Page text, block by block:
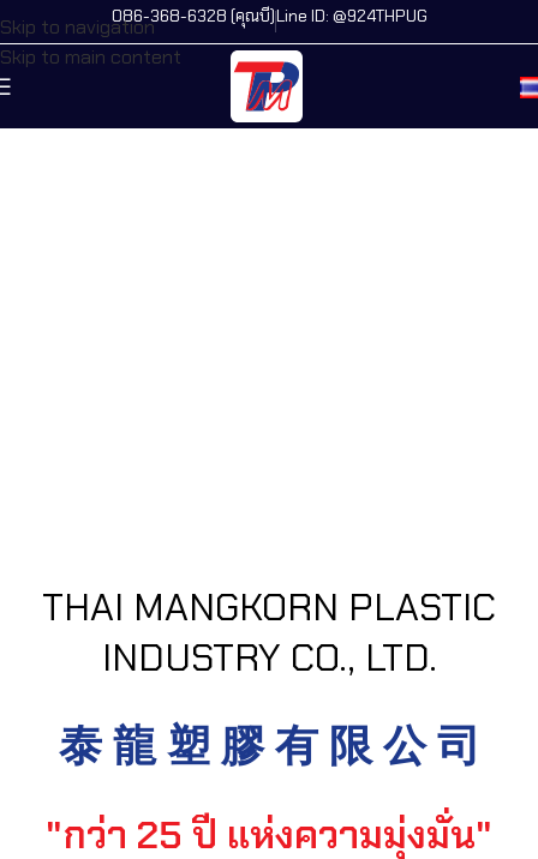
Skip to navigation
Skip to main content
086-368-6328 (คุณบี)Line ID: @924THPUG
THAI MANGKORN PLASTIC
INDUSTRY CO., LTD.
泰 龍 塑 膠 有 限 公 司
"กว่า 25 ปี แห่งความมุ่งมั่น"